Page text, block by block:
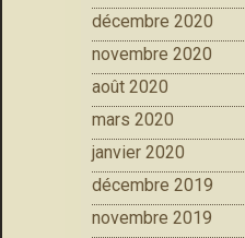
décembre 2020
novembre 2020
août 2020
mars 2020
janvier 2020
décembre 2019
novembre 2019